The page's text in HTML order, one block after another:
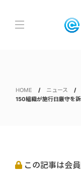
HOME ニュース
150組織が施行日厳守を
この記事は会